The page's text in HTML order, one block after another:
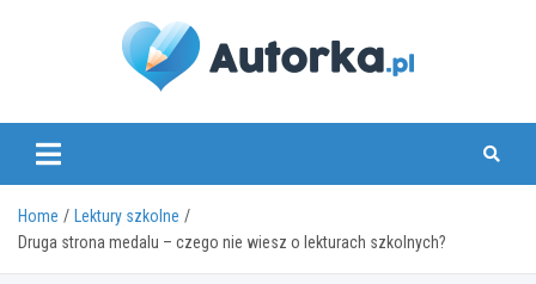
www.autorka.pl
Home
Lektury szkolne
Druga strona medalu – czego nie wiesz o lekturach szkolnych?